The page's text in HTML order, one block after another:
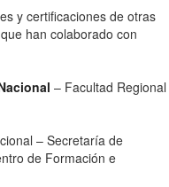
y certificaciones de otras
han colaborado con
– Facultad Regional
– Secretaría de
de Formación e